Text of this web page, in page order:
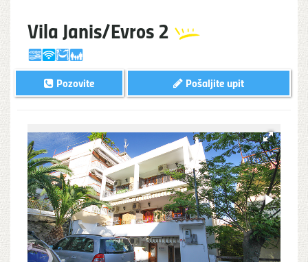
Vila Janis/Evros 2
Pošaljite upit
Pozovite